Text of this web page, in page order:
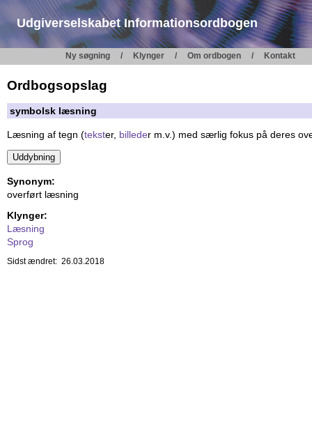
Udgiverselskabet Informationsordbogen
Ny søgning Klynger Om ordbogen Kontakt
Ordbogsopslag
symbolsk læsning
Læsning af tegn (tekster, billeder m.v.) med særlig fokus på deres
Synonym:
overført læsning
Klynger:
Læsning
Sprog
Sidst ændret: 26.03.2018